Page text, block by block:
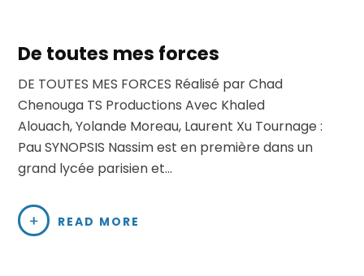
De toutes mes forces
DE TOUTES MES FORCES Réalisé par Chad
Chenouga TS Productions Avec Khaled
Alouach, Yolande Moreau, Laurent Xu Tournage :
Pau SYNOPSIS Nassim est en première dans un
grand lycée parisien et…
READ MORE